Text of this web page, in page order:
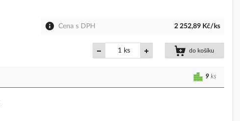
Cena s DPH 2 252,89 Kč/ks
ks do košíku
9 ks